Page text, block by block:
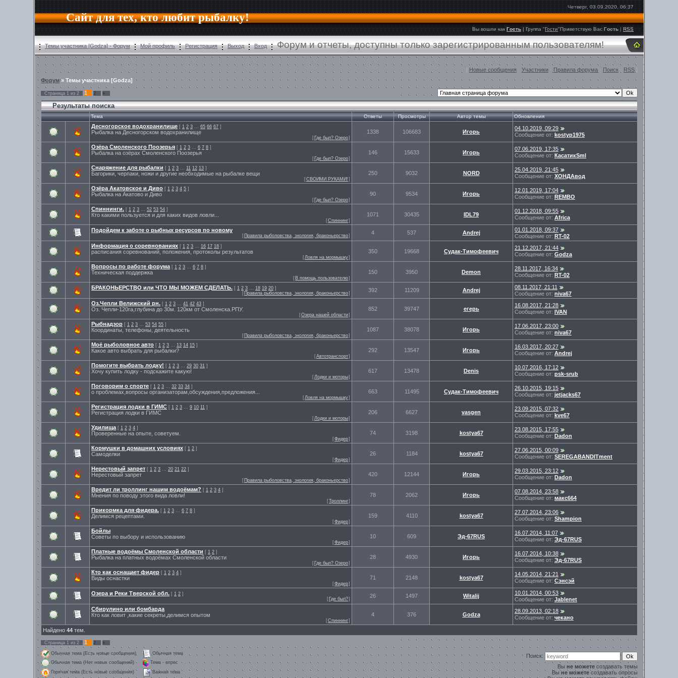
Сайт для тех, кто любит рыбалку!
Четверг, 03.09.2020, 06:37
Вы вошли как Гость|Группа"Гости"Приветствую Вас Гость |RSS
Темы участника [Godza] - Форум Мой профиль Регистрация Выход Вход Форум и отчеты, доступны только зарегистрированным пользователям!
[ Новые сообщения Участники Правила форума Поиск RSS ]
Форум» Темы участника [Godza]
Страница 1 из 2 1 2 »
Результаты поиска
Тема Ответы Просмотры Автор темы Обновления
Десногорское водохранилище [ 1 2 3 … 65 66 67 ]
Рыбалка на Десногорском водохранилище
[ Где был? Озеро]
1338 106683 Игорь
04.10.2019, 09:29
Сообщение от: kostyp1975
Озёра Смоленского Поозерья [ 1 2 3 … 6 7 8 ]
Рыбалка на озёрах Смоленского Поозерья
[ Где был? Озеро]
146 15633 Игорь
07.06.2019, 17:35
Сообщение от: КасатикSml
Снаряжение для рыбалки [ 1 2 3 … 11 12 13 ]
Багорики, черпаки, ножи и другие необходимые на рыбалке вещи
[СВОИМИ РУКАМИ! ]
250 9032 NORD
25.04.2019, 21:45
Сообщение от: ХОНДАвод
Озёра Акатовское и Диво [ 1 2 3 4 5 ]
Рыбалка на Акатово и Диво
[ Где был? Озеро]
90 9534 Игорь
12.01.2019, 17:04
Сообщение от: REMBO
Спиннинги. [ 1 2 3 … 52 53 54 ]
Кто какими пользуется и для каких видов ловли...
[Спиннинг]
1071 30435 IDL79
01.12.2018, 09:55
Сообщение от: Africa
Подойдем к заботе о рыбных ресурсов по новому
[ Правила рыболовства, экология, браконьерство] 4 537 Andrej
01.01.2018, 09:37
Сообщение от: RT-02
Информация о соревнованиях [ 1 2 3 … 16 17 18 ]
расписания соревнований, положения, протоколы результатов
[Ловля на мормышку]
350 19668 Судак-Тимофеевич
21.12.2017, 21:44
Сообщение от: Godza
Вопросы по работе форума [ 1 2 3 … 6 7 8 ]
Техническая поддержка
[ В помощь пользователю]
150 3950 Demon
28.11.2017, 16:34
Сообщение от: RT-02
БРАКОНЬЕРСТВО или ЧТО МЫ МОЖЕМ СДЕЛАТЬ. [ 1 2 3 … 18 19 20 ]
[ Правила рыболовства, экология, браконьерство] 392 11209 Andrej
08.11.2017, 21:11
Сообщение от: niva67
Оз.Чепли Велижский рн. [ 1 2 3 … 41 42 43 ]
Оз. Чепли-120га,глубина до 30м. 120км от Смоленска.РПУ.
[Озера нашей области]
852 39747 егерь
16.08.2017, 21:28
Сообщение от: IVAN
Рыбнадзор [ 1 2 3 … 53 54 55 ]
Координаты, телефоны, деятельность
[ Правила рыболовства, экология, браконьерство]
1087 38078 Игорь
17.06.2017, 23:00
Сообщение от: niva67
Моё рыболовное авто [ 1 2 3 … 13 14 15 ]
Какое авто выбрать для рыбалки?
[Автотранспорт]
292 13547 Игорь
16.03.2017, 20:27
Сообщение от: Andrej
Помогите выбрать лодку! [ 1 2 3 … 29 30 31 ]
Хочу купить лодку - подскажите какую!
[Лодки и моторы]
617 13478 Denis
10.07.2016, 17:12
Сообщение от: psk-srub
Поговорим о спорте [ 1 2 3 … 32 33 34 ]
о проблемах,вопросы организаторам,обсуждения,предложения...
[Ловля на мормышку]
663 11495 Судак-Тимофеевич
26.10.2015, 19:15
Сообщение от: jetjacks67
Регистрация лодки в ГИМС [ 1 2 3 … 9 10 11 ]
Регистрация лодки в ГИМС
[Лодки и моторы]
206 6627 vasgen
23.09.2015, 07:32
Сообщение от: kve67
Удилища [ 1 2 3 4 ]
Проверенные на опыте, советуем.
[Фидер]
74 3198 kostya67
23.08.2015, 17:55
Сообщение от: Dadon
Кормушки в домашних условиях [ 1 2 ]
Самоделки
[Фидер]
26 1184 kostya67
27.06.2015, 00:09
Сообщение от: SEREGABANDITment
Нерестовый запрет [ 1 2 3 … 20 21 22 ]
Нерестовый запрет
[ Правила рыболовства, экология, браконьерство]
420 12144 Игорь
29.03.2015, 23:12
Сообщение от: Dadon
Вредит ли троллинг нашим водоёмам? [ 1 2 3 4 ]
Мнения по поводу этого вида ловли!
[Троллинг]
78 2062 Игорь
07.08.2014, 23:58
Сообщение от: макс664
Прикормка для фидера. [ 1 2 3 … 6 7 8 ]
Делимся рецептами.
[Фидер]
159 4110 kostya67
27.07.2014, 23:06
Сообщение от: Shampion
Бойлы
Советы по выбору и использованию
[Фидер]
10 609 Эд-67RUS
16.07.2014, 11:07
Сообщение от: Эд-67RUS
Платные водоёмы Смоленской области [ 1 2 ]
Рыбалка на платных водоёмах Смоленской области
[ Где был? Озеро]
28 4930 Игорь
16.07.2014, 10:38
Сообщение от: Эд-67RUS
Кто как оснащает фидер [ 1 2 3 4 ]
Виды оснастки
[Фидер]
71 2148 kostya67
14.05.2014, 21:21
Сообщение от: Сэнсэй
Озера и Реки Тверской обл. [ 1 2 ]
[ Где был?] 26 1497 Witalij
10.01.2014, 00:53
Сообщение от: Jablenet
Сбирулино или бомбарда
Кто как ловит ,какие секреты,делимся опытом
[Спиннинг]
4 376 Godza
28.09.2013, 02:18
Сообщение от: чекано
Найдено 44 тем.
Страница 1 из 2 1 2 »
Обычная тема (Есть новые сообщения)
Обычная тема
Обычная тема (Нет новых сообщений)
Тема - опрос
Горячая тема (Есть новые сообщения)
Важная тема
Поиск:
Вы не можете создавать темы
Выне можетесоздавать опросы